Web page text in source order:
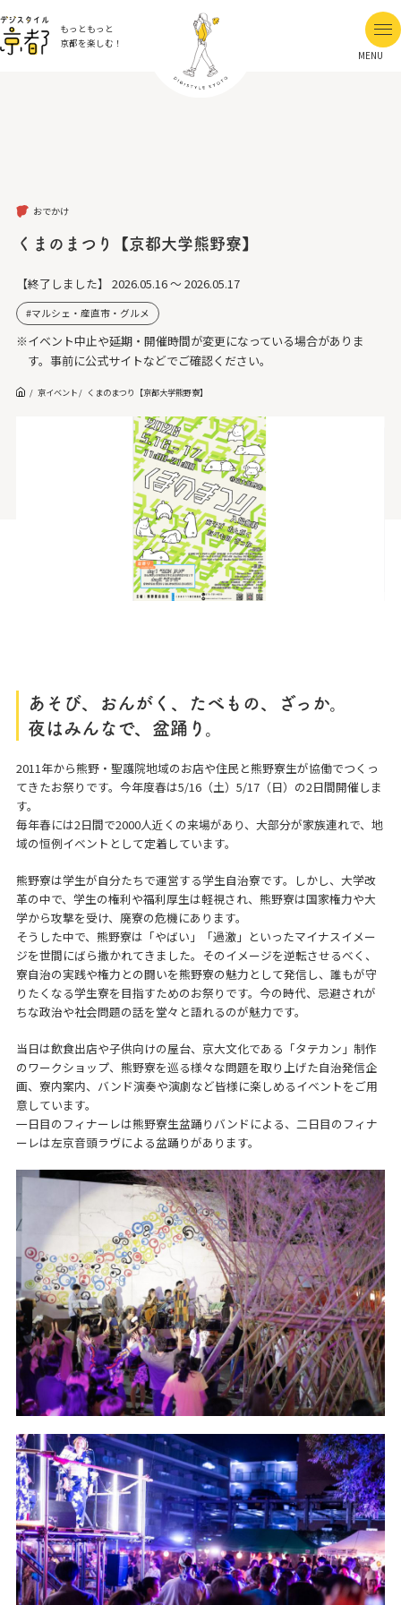
もっともっと
京都を楽しむ！
MENU
おでかけ
くまのまつり【京都大学熊野寮】
【終了しました】 2026.05.16 ～ 2026.05.17
マルシェ・産直市・グルメ
※イベント中止や延期・開催時間が変更になっている場合がありま
す。事前に公式サイトなどでご確認ください。
京イベント くまのまつり【京都大学熊野寮】
あそび、おんがく、たべもの、ざっか。
夜はみんなで、盆踊り。
2011年から熊野・聖護院地域のお店や住民と熊野寮生が協働でつくっ
てきたお祭りです。今年度春は5/16（土）5/17（日）の2日間開催しま
す。
毎年春には2日間で2000人近くの来場があり、大部分が家族連れで、地
域の恒例イベントとして定着しています。
熊野寮は学生が自分たちで運営する学生自治寮です。しかし、大学改
革の中で、学生の権利や福利厚生は軽視され、熊野寮は国家権力や大
学から攻撃を受け、廃寮の危機にあります。
そうした中で、熊野寮は「やばい」「過激」といったマイナスイメー
ジを世間にばら撒かれてきました。そのイメージを逆転させるべく、
寮自治の実践や権力との闘いを熊野寮の魅力として発信し、誰もが守
りたくなる学生寮を目指すためのお祭りです。今の時代、忌避されが
ちな政治や社会問題の話を堂々と語れるのが魅力です。
当日は飲食出店や子供向けの屋台、京大文化である「タテカン」制作
のワークショップ、熊野寮を巡る様々な問題を取り上げた自治発信企
画、寮内案内、バンド演奏や演劇など皆様に楽しめるイベントをご用
意しています。
一日目のフィナーレは熊野寮生盆踊りバンドによる、二日目のフィナ
ーレは左京音頭ラヴによる盆踊りがあります。